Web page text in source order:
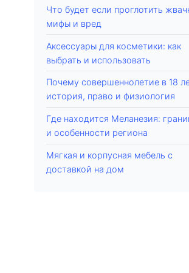
Что будет если проглотить
мифы и вред
Аксессуары для косметики: как
выбрать и использовать
Почему совершеннолетие в 18
история, право и физиология
Где находится Меланезия:
и особенности региона
Мягкая и корпусная мебель с
доставкой на дом